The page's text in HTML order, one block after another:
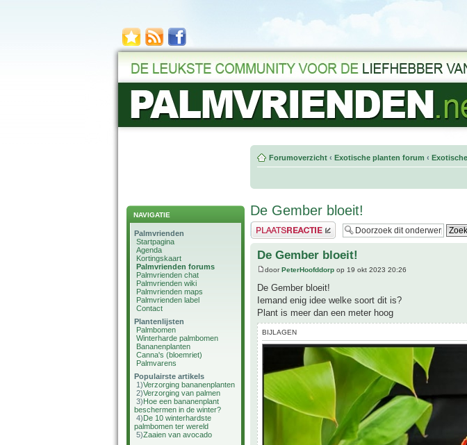
NAVIGATIE
Palmvrienden
Startpagina
Agenda
Kortingskaart
Palmvrienden forums
Palmvrienden chat
Palmvrienden wiki
Palmvrienden maps
Palmvrienden label
Contact
Plantenlijsten
Palmbomen
Winterharde palmbomen
Bananenplanten
Canna's (bloemriet)
Palmvarens
Populairste artikels
1)Verzorging bananenplanten
2)Verzorging van palmen
3)Hoe een bananenplant
beschermen in de winter?
4)De 10 winterhardste
palmbomen ter wereld
5)Zaaien van avocado
Forumoverzicht ‹ Exotische planten forum ‹
De Gember bloeit!
Plaats een reactie
De Gember bloeit!
doorPeterHoofddorp op 19 okt 2023 20:26
De Gember bloeit!
Iemand enig idee welke soort dit is?
Plant is meer dan een meter hoog
BIJLAGEN